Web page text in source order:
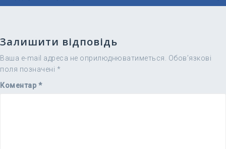
Залишити відповідь
Ваша e-mail адреса не оприлюднюватиметься.
Обов’язкові
поля позначені *
Коментар *